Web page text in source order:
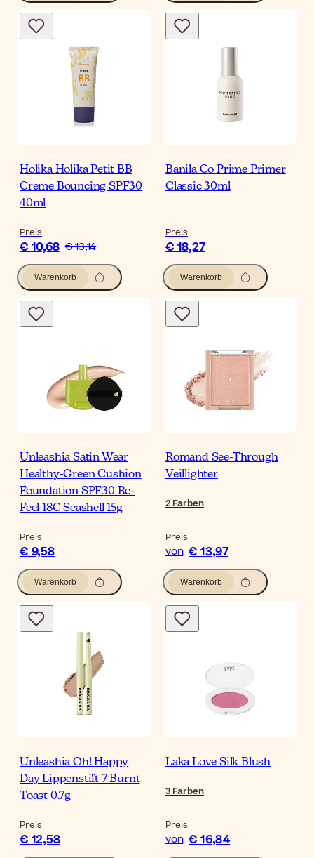
Holika Holika Petit BB
Creme Bouncing SPF30
40ml
Preis
€ 10,68 € 13,14
Warenkorb
Banila Co Prime Primer
Classic 30ml
Preis
€ 18,27
Warenkorb
Unleashia Satin Wear
Healthy-Green Cushion
Foundation SPF30 Re-
Feel 18C Seashell 15g
Preis
€ 9,58
Warenkorb
Romand See-Through
Veillighter
2 Farben
Preis
von € 13,97
Warenkorb
Unleashia Oh! Happy
Day Lippenstift 7 Burnt
Toast 0.7g
Preis
€ 12,58
Laka Love Silk Blush
3 Farben
Preis
von € 16,84